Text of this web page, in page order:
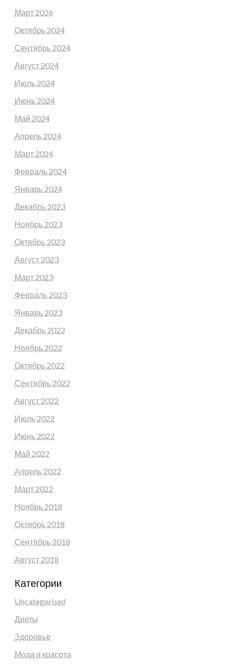
Март 2026
Октябрь 2024
Сентябрь 2024
Август 2024
Июль 2024
Июнь 2024
Май 2024
Апрель 2024
Март 2024
Февраль 2024
Январь 2024
Декабрь 2023
Ноябрь 2023
Октябрь 2023
Август 2023
Март 2023
Февраль 2023
Январь 2023
Декабрь 2022
Ноябрь 2022
Октябрь 2022
Сентябрь 2022
Август 2022
Июль 2022
Июнь 2022
Май 2022
Апрель 2022
Март 2022
Ноябрь 2018
Октябрь 2018
Сентябрь 2018
Август 2018
Категории
Uncategorised
Диеты
Здоровье
Мода и красота